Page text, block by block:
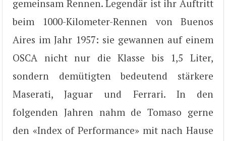
gemeinsam Rennen. Legendär ist ihr Auftritt
beim 1000-Kilometer-Rennen von Buenos
Aires im Jahr 1957: sie gewannen auf einem
OSCA nicht nur die Klasse bis 1,5 Liter,
sondern demütigten bedeutend stärkere
Maserati, Jaguar und Ferrari. In den
folgenden Jahren nahm de Tomaso gerne
den «Index of Performance» mit nach Hause